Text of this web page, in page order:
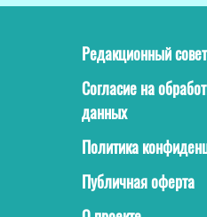
Редакционный совет
Согласие на
данных
Политика
Публичная оферта